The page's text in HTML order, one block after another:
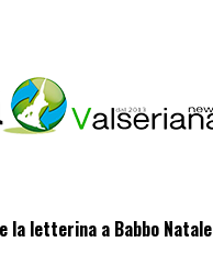
la letterina a Babbo Natale